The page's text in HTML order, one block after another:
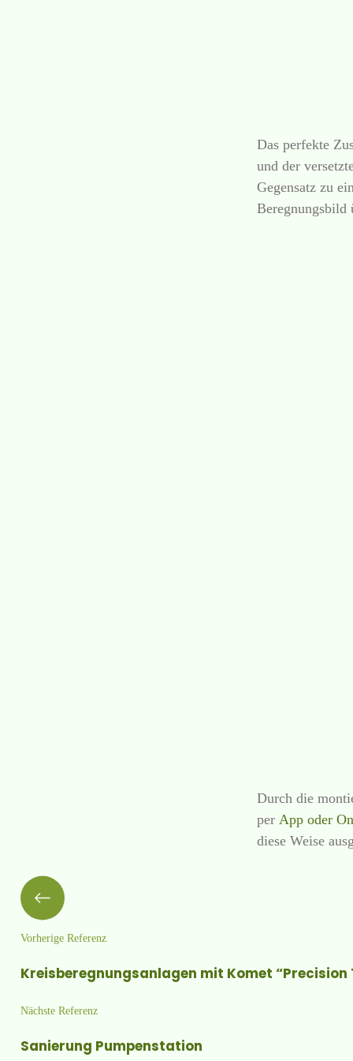
Das perfekte
und der
Gegensatz zu
Beregnungsbild
Durch die
per App oder
diese Weise
Vorherige Referenz
Kreisberegnungsanlagen mit Komet “Precision
Nächste Referenz
Sanierung Pumpenstation